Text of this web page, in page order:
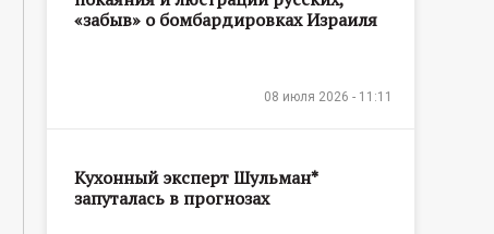
«забыв» о бомбардировках Израиля
08 июля 2026 - 11:11
Кухонный эксперт Шульман*
запуталась в прогнозах